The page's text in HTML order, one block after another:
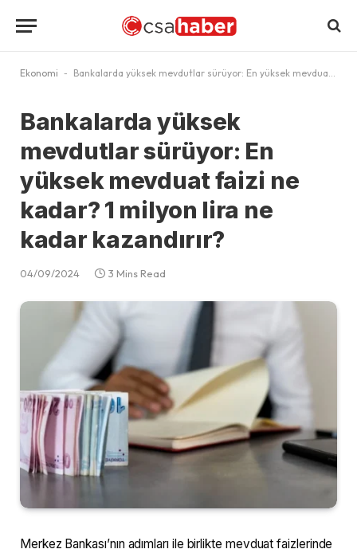
Ekonomi - Bankalarda yüksek mevdutlar sürüyor: En yüksek mevduat faizi ne kadar? 1 milyon lira ne kadar kazandırır?
Bankalarda yüksek
mevdutlar sürüyor: En
yüksek mevduat faizi ne
kadar? 1 milyon lira ne
kadar kazandırır?
04/09/2024 3 Mins Read
Merkez Bankası’nın adımları ile birlikte mevduat faizlerinde